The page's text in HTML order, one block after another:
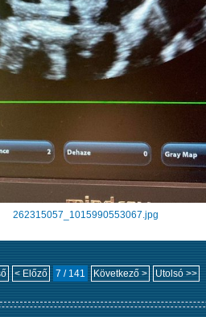
262315057_1015990553067.jpg
< Előző 7 / 141 Következő > Utolsó >>